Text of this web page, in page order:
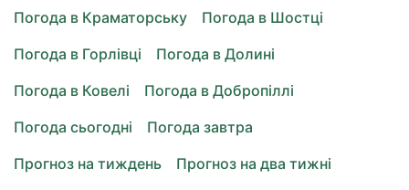
Погода в Краматорську
Погода в Шостці
Погода в Горлівці
Погода в Долині
Погода в Ковелі
Погода в Добропіллі
Погода сьогодні
Погода завтра
Прогноз на тиждень
Прогноз на два тижні